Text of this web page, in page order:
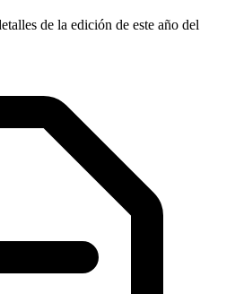
de la edición de este año del